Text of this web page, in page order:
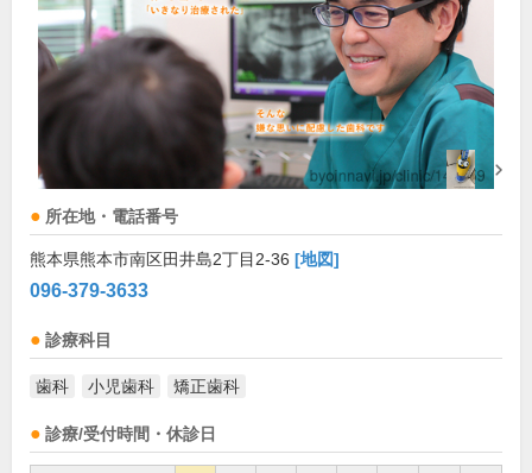
所在地・電話番号
熊本県熊本市南区田井島2丁目2-36 [地図]
096-379-3633
診療科目
歯科 小児歯科 矯正歯科
診療/受付時間・休診日